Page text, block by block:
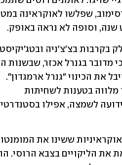
וסופה לא נראה באופק.